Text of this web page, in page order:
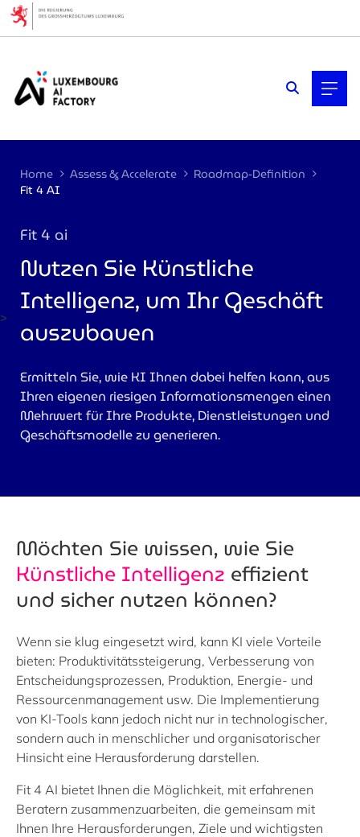
>
Home Assess & Accelerate
Roadmap-Definition
Fit 4 AI
Fit 4 ai
Nutzen Sie Künstliche
Intelligenz, um Ihr Geschäft
auszubauen
Ermitteln Sie, wie KI Ihnen dabei helfen kann, aus
Ihren eigenen riesigen Informationsmengen einen
Mehrwert für Ihre Produkte, Dienstleistungen und
Geschäftsmodelle zu generieren.
Möchten Sie wissen, wie Sie
Künstliche Intelligenz effizient
und sicher nutzen können?
Wenn sie klug eingesetzt wird, kann KI viele Vorteile
bieten: Produktivitätssteigerung, Verbesserung von
Entscheidungsprozessen, Produktion, Energie- und
Ressourcenmanagement usw. Die Implementierung
von KI-Tools kann jedoch nicht nur in technologischer,
sondern auch in menschlicher und organisatorischer
Hinsicht eine Herausforderung darstellen.
Fit 4 AI bietet Ihnen die Möglichkeit, mit erfahrenen
Beratern zusammenzuarbeiten, die gemeinsam mit
Ihnen Ihre Herausforderungen, Ziele und wichtigsten
Cookies management panel